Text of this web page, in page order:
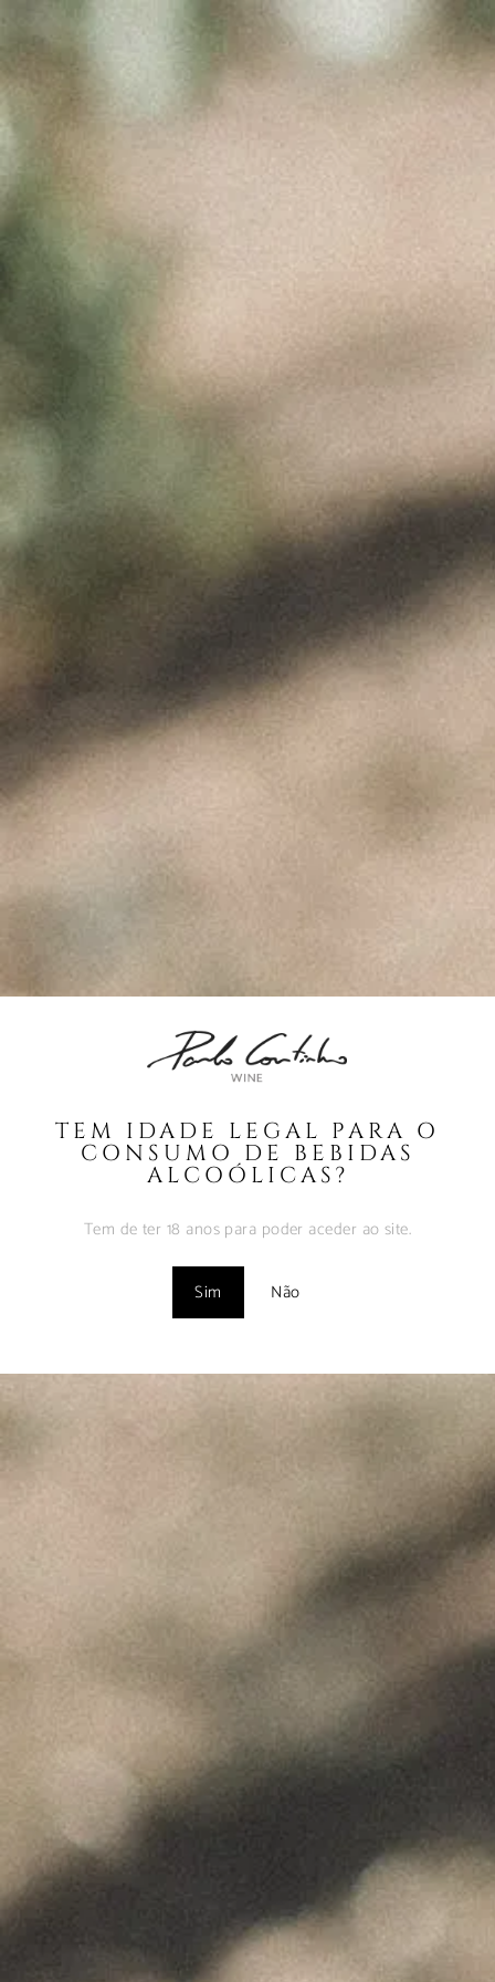
TEM IDADE LEGAL PARA O
CONSUMO DE BEBIDAS
ALCOÓLICAS?
Tem de ter 18 anos para poder aceder ao site.
Sim Não
PRODUCT
Product
dos Vinhos de Paulo
Fevereiro 10, 2025
MUST – VINHA da
FONTE – Nov2024
Fevereiro 9, 2025
BORRAJO – Set2024
Vinhos com Assinatura
Maio 1, 2024
"Wine is not made for winemakers and
their friends alone, but I wish I will always
have plenty of them to share it with."
+351 912 844 136
Celeirós do Douro - Sabrosa
info@paulocoutinho.wine
www.paulocoutinho.wine